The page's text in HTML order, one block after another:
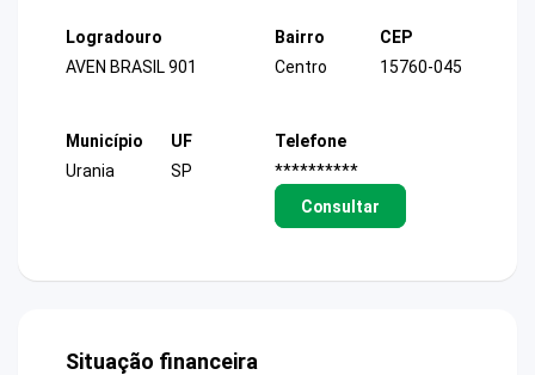
Logradouro
AVEN BRASIL 901
Bairro
Centro
CEP
15760-045
Município
Urania
UF
SP
Telefone
**********
Consultar
Situação financeira